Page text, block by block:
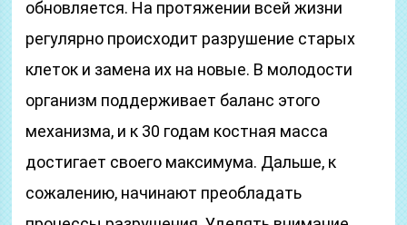
обновляется. На протяжении всей жизни
регулярно происходит разрушение старых
клеток и замена их на новые. В молодости
организм поддерживает баланс этого
механизма, и к 30 годам костная масса
достигает своего максимума. Дальше, к
сожалению, начинают преобладать